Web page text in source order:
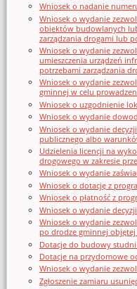
Wniosek o nadanie
Wniosek o wydanie
obiektów budowlanych
zarządzania drogami lub
Wniosek o wydanie
umieszczenia urządzeń
potrzebami zarządzania
Wniosek o wydanie
gminnej w celu
Wniosek o uzgodnienie
Wniosek o wydanie
Wniosek o wydanie
publicznego albo
Udzielenia licencji na
drogowego w zakresie
Wniosek o wydanie
Wniosek o dotację z
Wniosek o płatność z
Wniosek o wydanie
Wniosek o wydanie
po drodze gminnej
Dotacje do budowy studni
Dotacje na przydomowe
Wniosek o wydanie
Zgłoszenie zamiaru